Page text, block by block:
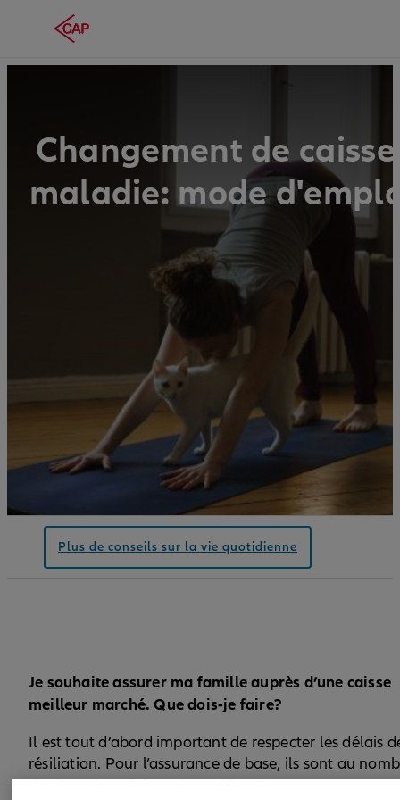
Changement de
maladie: mode
Plus de conseils sur la vie quotidienne
Je souhaite assurer ma famille auprès d’une caisse
meilleur marché. Que dois-je faire?
Il est tout d’abord important de respecter les délais
résiliation. Pour l’assurance de base, ils sont au
de deux: le 30 juin et le 31 décembre.